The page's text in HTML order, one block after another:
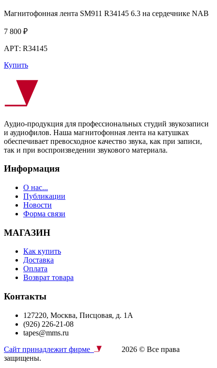
Магнитофонная лента SM911 R34145 6.3 на сердечнике NAB
7 800 ₽
АРТ: R34145
Купить
Аудио-продукция для профессиональных студий звукозаписи
и аудиофилов. Наша магнитофонная лента на катушках
обеспечивает превосходное качество звука, как при записи,
так и при воспроизведении звукового материала.
Информация
О нас...
Публикации
Новости
Форма связи
МАГАЗИН
Как купить
Доставка
Оплата
Возврат товара
Контакты
127220, Москва, Писцовая, д. 1А
(926) 226-21-08
tapes@mms.ru
Сайт принадлежит фирме
2026 © Все права
защищены.